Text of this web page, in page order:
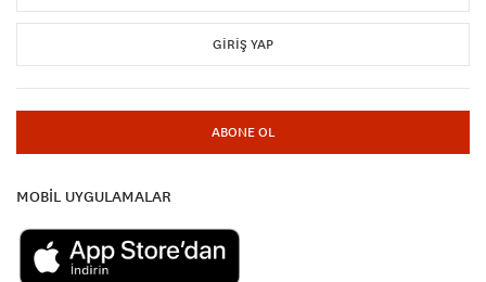
GIRIŞ YAP
ABONE OL
MOBİL UYGULAMALAR